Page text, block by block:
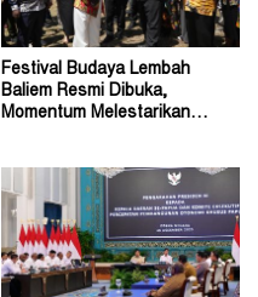
Festival Budaya Lembah
Baliem Resmi Dibuka,
Momentum Melestarikan